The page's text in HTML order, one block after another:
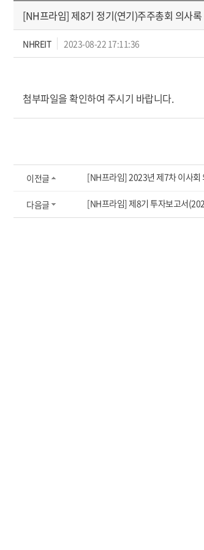
[NH프라임] 제8기 정기(연기)주주총회 의사록
NHREIT 2023-08-22 17:11:36
첨부파일을 확인하여 주시기 바랍니다.
이전글 [NH프라임] 2023년 제7차 이사
다음글 [NH프라임] 제8기 투자보고서